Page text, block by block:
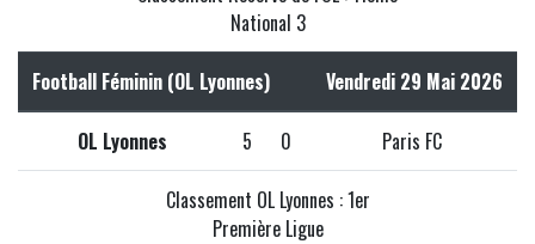
National 3
Football Féminin (OL Lyonnes) Vendredi 29 Mai 2026
OL Lyonnes 5 0 Paris FC
Classement OL Lyonnes : 1er
Première Ligue